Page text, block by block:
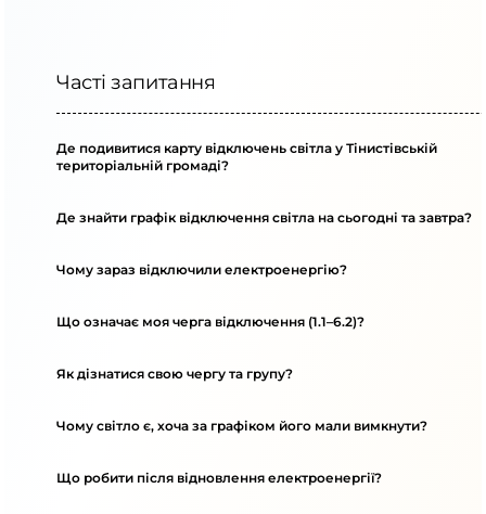
Часті запитання
Де подивитися карту відключень світла у Тінистівській
територіальній громаді?
Де знайти графік відключення світла на сьогодні та завтра?
Чому зараз відключили електроенергію?
Що означає моя черга відключення (1.1–6.2)?
Як дізнатися свою чергу та групу?
Чому світло є, хоча за графіком його мали вимкнути?
Що робити після відновлення електроенергії?